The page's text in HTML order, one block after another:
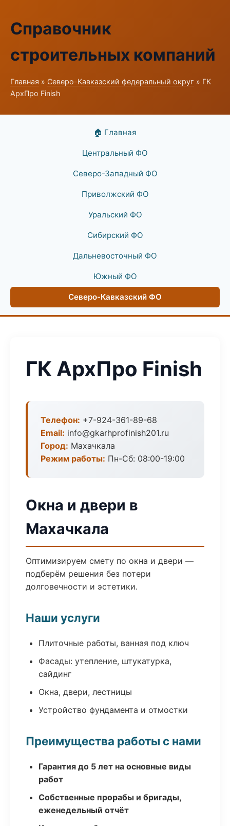
Справочник
строительных компаний
Главная » Северо-Кавказский федеральный округ » ГК
АрхПро Finish
🏠 Главная
Центральный ФО
Северо-Западный ФО
Приволжский ФО
Уральский ФО
Сибирский ФО
Дальневосточный ФО
Южный ФО
Северо-Кавказский ФО
ГК АрхПро Finish
Телефон: +7-924-361-89-68
Email: info@gkarhprofinish201.ru
Город: Махачкала
Режим работы: Пн-Сб: 08:00-19:00
Окна и двери в
Махачкала
Оптимизируем смету по окна и двери —
подберём решения без потери
долговечности и эстетики.
Наши услуги
Плиточные работы, ванная под ключ
Фасады: утепление, штукатурка,
сайдинг
Окна, двери, лестницы
Устройство фундамента и отмостки
Преимущества работы с нами
Гарантия до 5 лет на основные виды
работ
Собственные прорабы и бригады,
еженедельный отчёт